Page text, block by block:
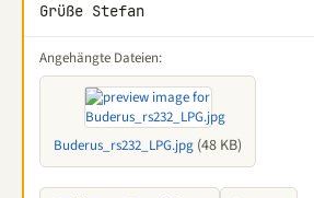
Grüße Stefan
Angehängte Dateien:
Buderus_rs232_LPG.jpg (48 KB)